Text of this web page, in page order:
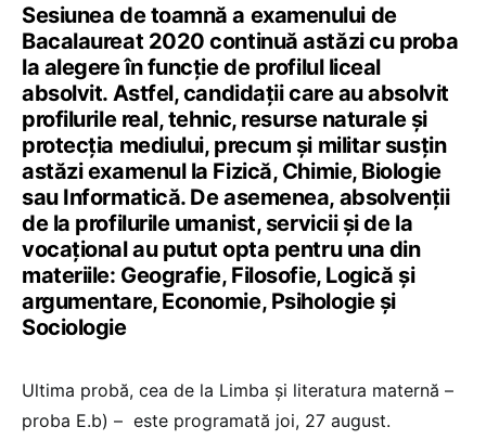
Sesiunea de toamnă a examenului de
Bacalaureat 2020 continuă astăzi cu proba
la alegere în funcție de profilul liceal
absolvit. Astfel, candidații care au absolvit
profilurile real, tehnic, resurse naturale și
protecția mediului, precum și militar susțin
astăzi examenul la Fizică, Chimie, Biologie
sau Informatică. De asemenea, absolvenții
de la profilurile umanist, servicii și de la
vocațional au putut opta pentru una din
materiile: Geografie, Filosofie, Logică și
argumentare, Economie, Psihologie și
Sociologie
Ultima probă, cea de la Limba și literatura maternă –
proba E.b) – este programată joi, 27 august.